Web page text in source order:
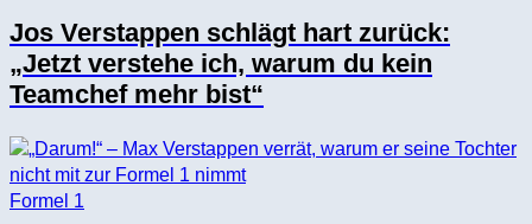
Jos Verstappen schlägt hart zurück:
„Jetzt verstehe ich, warum du kein
Teamchef mehr bist“
Formel 1